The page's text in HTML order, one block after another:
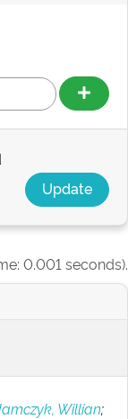
0.001 seconds).
Willian;